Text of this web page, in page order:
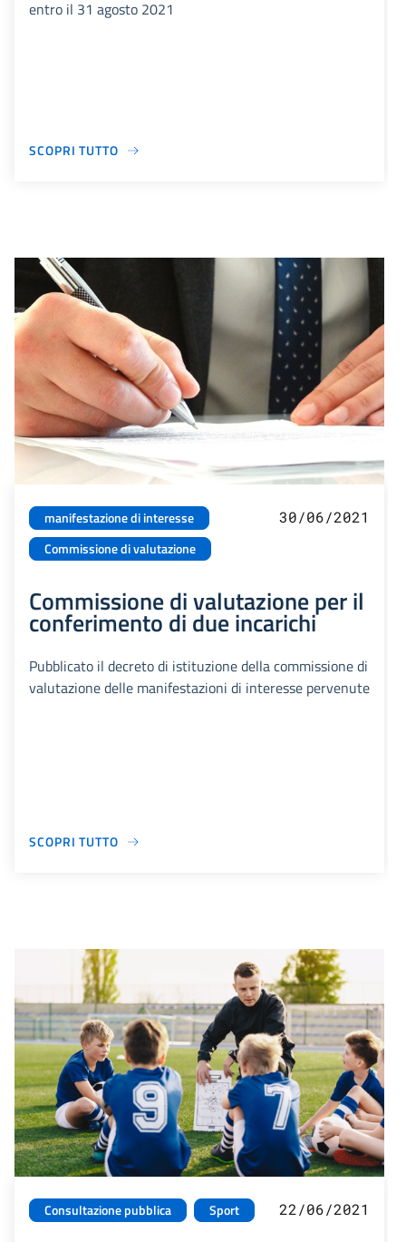
entro il 31 agosto 2021
SCOPRI TUTTO
manifestazione di interesse
Commissione di valutazione
30/06/2021
Commissione di valutazione per il
conferimento di due incarichi
Pubblicato il decreto di istituzione della commissione di
valutazione delle manifestazioni di interesse pervenute
SCOPRI TUTTO
Consultazione pubblica Sport 22/06/2021